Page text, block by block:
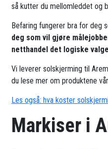
så kutter du mellomleddet og
Befaring fungerer bra for deg
deg som vil gjøre
netthandel det logiske
Vi leverer solskjerming til
du lese mer om produktene
Les også: hva koster
Markiser i